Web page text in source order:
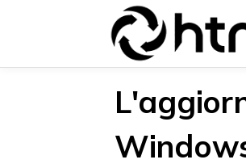
{{POSTS[0].LABEL}}
{{POSTS[0].LABEL}}